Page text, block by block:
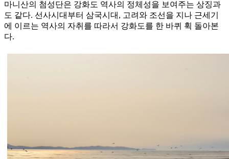
마니산의 첨성단은 강화도 역사의 정체성을 보여주는 상징과
도 같다. 선사시대부터 삼국시대, 고려와 조선을 지나 근세기
에 이르는 역사의 자취를 따라서 강화도를 한 바퀴 휙 돌아본
다.